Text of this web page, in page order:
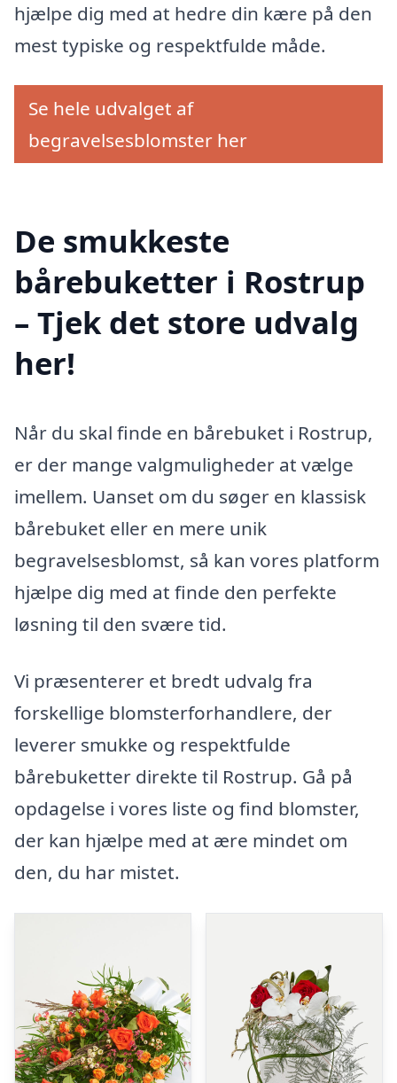
hjælpe dig med at hedre din kære på den
mest typiske og respektfulde måde.
Se hele udvalget af
begravelsesblomster her
De smukkeste
bårebuketter i Rostrup
– Tjek det store udvalg
her!
Når du skal finde en bårebuket i Rostrup,
er der mange valgmuligheder at vælge
imellem. Uanset om du søger en klassisk
bårebuket eller en mere unik
begravelsesblomst, så kan vores platform
hjælpe dig med at finde den perfekte
løsning til den svære tid.
Vi præsenterer et bredt udvalg fra
forskellige blomsterforhandlere, der
leverer smukke og respektfulde
bårebuketter direkte til Rostrup. Gå på
opdagelse i vores liste og find blomster,
der kan hjælpe med at ære mindet om
den, du har mistet.